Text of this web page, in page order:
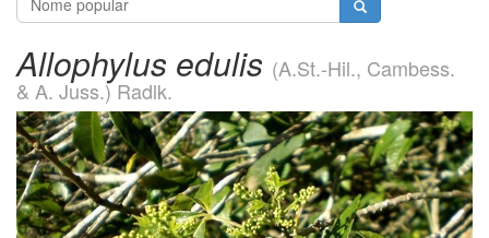
Allophylus edulis (A.St.-Hil., Cambess.
& A. Juss.) Radlk.